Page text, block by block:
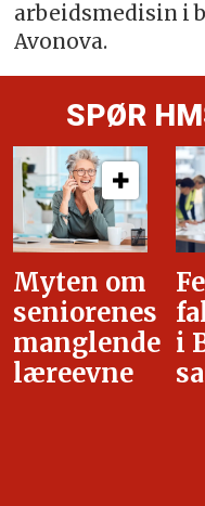
arbeidsmedisin i
Avonova.
SPØR
Fem
fallgruver
i BHT-
samarbeidet